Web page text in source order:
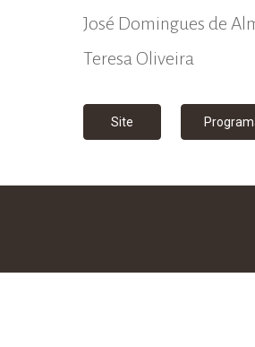
José Domingues de
Teresa Oliveira
Site